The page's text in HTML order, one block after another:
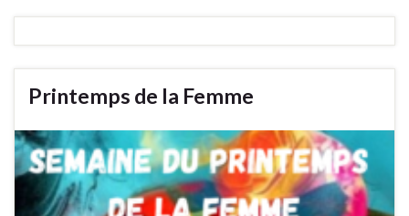
Printemps de la Femme